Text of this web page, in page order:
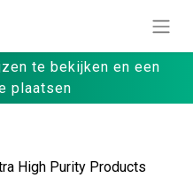
te bekijken en een
plaatsen
High Purity Products